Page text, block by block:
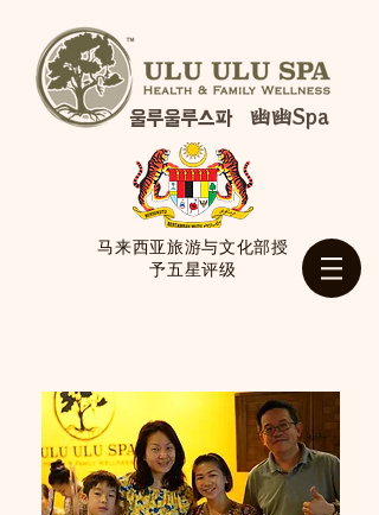
울루울루스파 幽幽Spa
马来西亚旅游与文化部授
予五星评级